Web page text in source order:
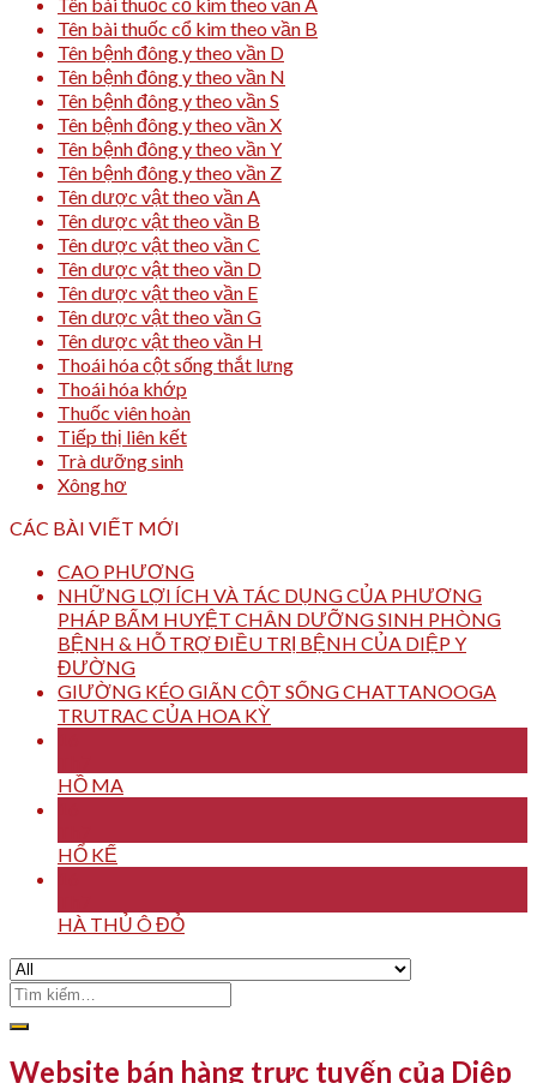
Tên bài thuốc cổ kim theo vần B
Tên bệnh đông y theo vần D
Tên bệnh đông y theo vần N
Tên bệnh đông y theo vần S
Tên bệnh đông y theo vần X
Tên bệnh đông y theo vần Y
Tên bệnh đông y theo vần Z
Tên dược vật theo vần A
Tên dược vật theo vần B
Tên dược vật theo vần C
Tên dược vật theo vần D
Tên dược vật theo vần E
Tên dược vật theo vần G
Tên dược vật theo vần H
Thoái hóa cột sống thắt lưng
Thoái hóa khớp
Thuốc viên hoàn
Tiếp thị liên kết
Trà dưỡng sinh
Xông hơ
CÁC BÀI VIẾT MỚI
CAO PHƯƠNG
NHỮNG LỢI ÍCH VÀ TÁC DỤNG CỦA PHƯƠNG
PHÁP BẤM HUYỆT CHÂN DƯỠNG SINH PHÒNG
BỆNH & HỖ TRỢ ĐIỀU TRỊ BỆNH CỦA DIỆP Y
ĐƯỜNG
GIƯỜNG KÉO GIÃN CỘT SỐNG CHATTANOOGA
TRUTRAC CỦA HOA KỲ
HỒ MA
HỔ KẾ
HÀ THỦ Ô ĐỎ
Tìm
kiếm:
Website bán hàng trực tuyến của Diệp